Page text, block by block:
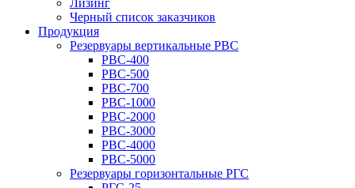
Лизинг
Черный список заказчиков
Продукция
Резервуары вертикальные РВС
РВС-400
РВС-500
РВС-700
РВС-1000
РВС-2000
РВС-3000
РВС-4000
РВС-5000
Резервуары горизонтальные РГС